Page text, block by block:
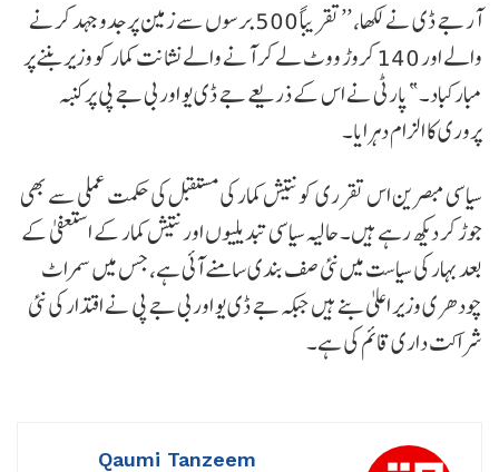
آر جے ڈی نے لکھا، ’’تقریباً 500 برسوں سے زمین پر جدوجہد کرنے
والے اور 140 کروڑ ووٹ لے کر آنے والے نشانت کمار کو وزیر بننے پر
مبارکباد۔” پارٹی نے اس کے ذریعے جے ڈی یو اور بی جے پی پر کنبہ
پروری کا الزام دہرایا۔
سیاسی مبصرین اس تقرری کو نتیش کمار کی مستقبل کی حکمت عملی سے بھی
جوڑ کر دیکھ رہے ہیں۔ حالیہ سیاسی تبدیلیوں اور نتیش کمار کے استعفیٰ کے
بعد بہار کی سیاست میں نئی صف بندی سامنے آئی ہے، جس میں سمراٹ
چودھری وزیر اعلیٰ بنے ہیں جبکہ جے ڈی یو اور بی جے پی نے اقتدار کی نئی
شراکت داری قائم کی ہے۔
Qaumi Tanzeem